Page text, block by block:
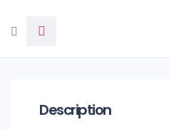
Description